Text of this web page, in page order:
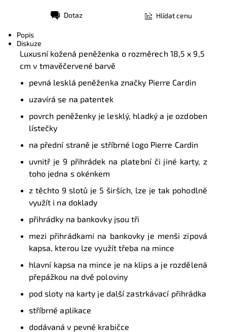
Dotaz Hlídat cenu
Popis
Diskuze
Luxusní kožená peněženka o rozměrech 18,5 x 9,5
cm v tmavěčervené barvě
pevná lesklá peněženka značky Pierre Cardin
uzavírá se na patentek
povrch peněženky je lesklý, hladký a je ozdoben
lístečky
na přední straně je stříbrné logo Pierre Cardin
uvnitř je 9 přihrádek na platební či jiné karty, z
toho jedna s okénkem
z těchto 9 slotů je 5 širších, lze je tak pohodlně
využít i na doklady
přihrádky na bankovky jsou tři
mezi přihrádkami na bankovky je menši zipová
kapsa, kterou lze využít třeba na mince
hlavní kapsa na mince je na klips a je rozdělená
přepážkou na dvě poloviny
pod sloty na karty je další zastrkávací přihrádka
stříbrné aplikace
dodávaná v pevné krabičce